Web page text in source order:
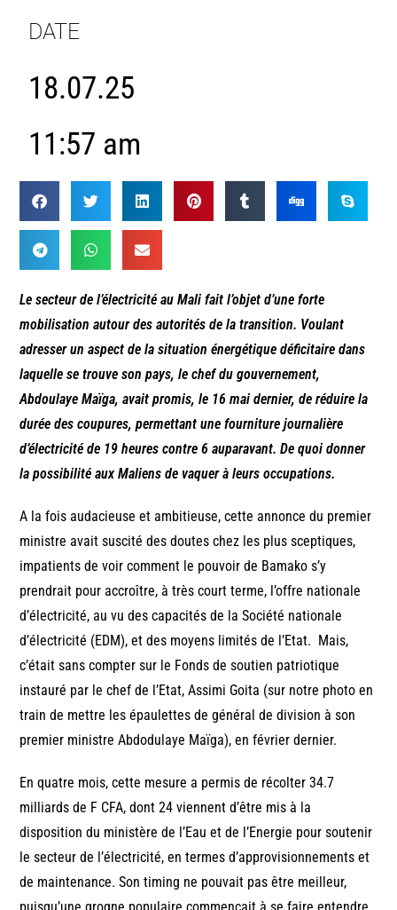
DATE
18.07.25
11:57 am
Le secteur de l’électricité au Mali fait l’objet d’une forte
mobilisation autour des autorités de la transition. Voulant
adresser un aspect de la situation énergétique déficitaire dans
laquelle se trouve son pays, le chef du gouvernement,
Abdoulaye Maïga, avait promis, le 16 mai dernier, de réduire la
durée des coupures, permettant une fourniture journalière
d’électricité de 19 heures contre 6 auparavant. De quoi donner
la possibilité aux Maliens de vaquer à leurs occupations.
A la fois audacieuse et ambitieuse, cette annonce du premier
ministre avait suscité des doutes chez les plus sceptiques,
impatients de voir comment le pouvoir de Bamako s’y
prendrait pour accroître, à très court terme, l’offre nationale
d’électricité, au vu des capacités de la Société nationale
d’électricité (EDM), et des moyens limités de l’Etat. Mais,
c’était sans compter sur le Fonds de soutien patriotique
instauré par le chef de l’Etat, Assimi Goita (sur notre photo en
train de mettre les épaulettes de général de division à son
premier ministre Abdodulaye Maïga), en février dernier.
En quatre mois, cette mesure a permis de récolter 34.7
milliards de F CFA, dont 24 viennent d’être mis à la
disposition du ministère de l’Eau et de l’Energie pour soutenir
le secteur de l’électricité, en termes d’approvisionnements et
de maintenance. Son timing ne pouvait pas être meilleur,